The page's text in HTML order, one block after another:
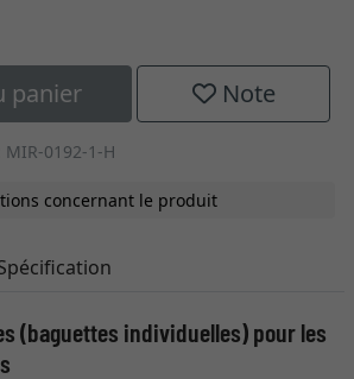
panier Note
0192-1-H
concernant le produit
(baguettes individuelles) pour les